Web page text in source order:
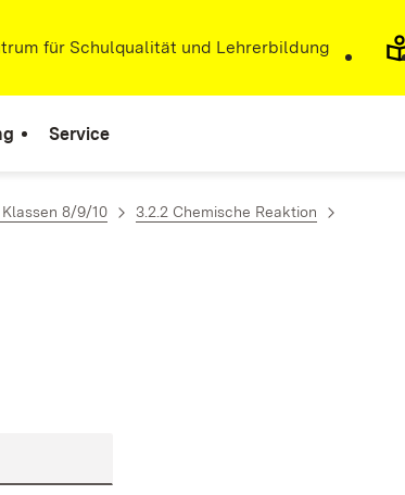
neuem Fenster)
für Schulqualität und Lehrerbildung
Service
Klassen 8/9/10
3.2.2 Chemische Reaktion